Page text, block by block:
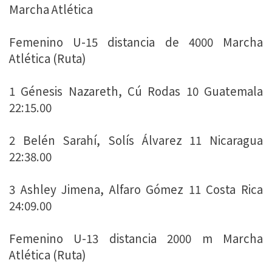
Marcha Atlética
Femenino U-15 distancia de 4000 Marcha
Atlética (Ruta)
1 Génesis Nazareth, Cú Rodas 10 Guatemala
22:15.00
2 Belén Sarahí, Solís Álvarez 11 Nicaragua
22:38.00
3 Ashley Jimena, Alfaro Gómez 11 Costa Rica
24:09.00
Femenino U-13 distancia 2000 m Marcha
Atlética (Ruta)